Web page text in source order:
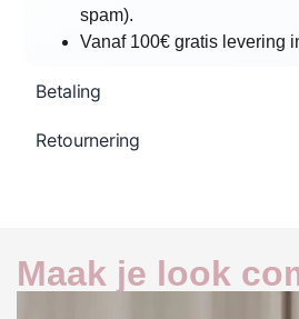
spam).
Vanaf 100€ gratis levering
Betaling
Retournering
Maak je look